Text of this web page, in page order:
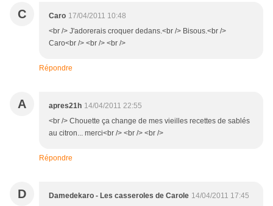
C Caro 17/04/2011 10:48
<br /> J'adorerais croquer dedans.<br /> Bisous.<br />
Caro<br /> <br /> <br />
Répondre
A apres21h 14/04/2011 22:55
<br /> Chouette ça change de mes vieilles recettes de sablés
au citron... merci<br /> <br /> <br />
Répondre
D Damedekaro - Les casseroles de Carole 14/04/2011 17:45